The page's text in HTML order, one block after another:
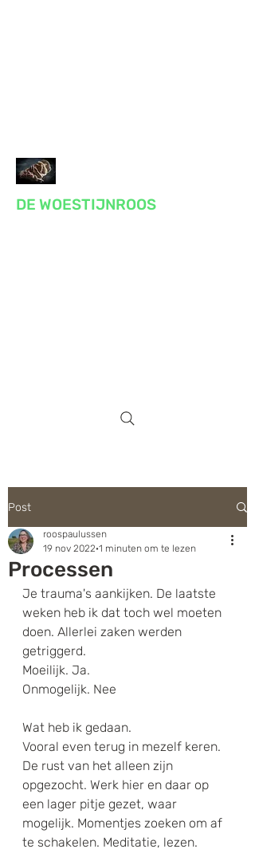
DE WOESTIJNROOS
Post
Processen
roospaulussen
19 nov 2022 1 minuten om te lezen
Je trauma's aankijken. De laatste
weken heb ik dat toch wel moeten
doen. Allerlei zaken werden
getriggerd.
Moeilijk. Ja.
Onmogelijk. Nee
Wat heb ik gedaan.
Vooral even terug in mezelf keren.
De rust van het alleen zijn
opgezocht. Werk hier en daar op
een lager pitje gezet, waar
mogelijk. Momentjes zoeken om af
te schakelen. Meditatie, lezen.